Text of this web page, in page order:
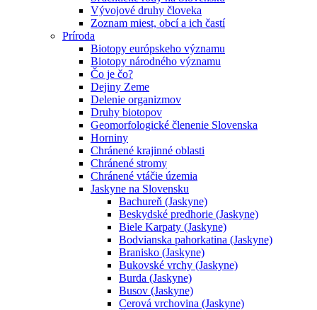
Vývojové druhy človeka
Zoznam miest, obcí a ich častí
Príroda
Biotopy európskeho významu
Biotopy národného významu
Čo je čo?
Dejiny Zeme
Delenie organizmov
Druhy biotopov
Geomorfologické členenie Slovenska
Horniny
Chránené krajinné oblasti
Chránené stromy
Chránené vtáčie územia
Jaskyne na Slovensku
Bachureň (Jaskyne)
Beskydské predhorie (Jaskyne)
Biele Karpaty (Jaskyne)
Bodvianska pahorkatina (Jaskyne)
Branisko (Jaskyne)
Bukovské vrchy (Jaskyne)
Burda (Jaskyne)
Busov (Jaskyne)
Cerová vrchovina (Jaskyne)